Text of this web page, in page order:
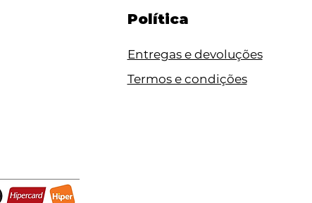
Política
Entregas e devoluções
Termos e condições